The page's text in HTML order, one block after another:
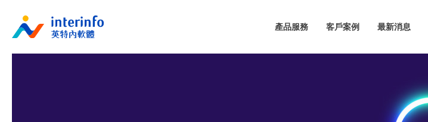
產品服務
產品服務
客戶案例
客戶案例
最新消息
最新消息